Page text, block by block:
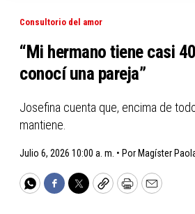
Consultorio del amor
“Mi hermano tiene casi
conocí una pareja”
Josefina cuenta que, encima de
mantiene.
Julio 6, 2026 10:00 a. m. • Por Magíster
WhatsApp
Facebook
TwitterCopyPrintEmail